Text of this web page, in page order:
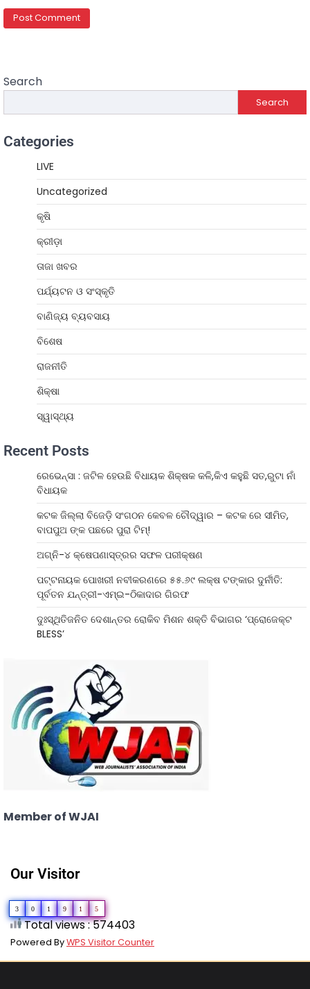
Search
Search
Categories
LIVE
Uncategorized
କୃଷି
କ୍ରୀଡ଼ା
ତାଜା ଖବର
ପର୍ଯ୍ୟଟନ ଓ ସଂସ୍କୃତି
ବାଣିଜ୍ୟ ବ୍ୟବସାୟ
ବିଶେଷ
ରାଜନୀତି
ଶିକ୍ଷା
ସ୍ୱାସ୍ଥ୍ୟ
Recent Posts
ରେଭେନ୍ସା : ଜଟିଳ ହେଉଛି ବିଧାୟକ ଶିକ୍ଷକ କଳି,କିଏ କହୁଛି ସତ,ରୁଟା ନାଁ
ବିଧାୟକ
କଟକ ଜିଲ୍ଲା ବିଜେଡ଼ି ସଂଗଠନ କେବଳ ଚୌଦ୍ୱାର – କଟକ ରେ ସୀମିତ,
ବାପପୁଅ ଙ୍କ ପଛରେ ପୁରା ଟିମ୍!
ଅଗ୍ନି-୪ କ୍ଷେପଣାସ୍ତ୍ରର ସଫଳ ପରୀକ୍ଷଣ
ପଟ୍ଟନାୟକ ପୋଖରୀ ନବୀକରଣରେ ୫୫.୬୯ ଲକ୍ଷ ଟଙ୍କାର ଦୁର୍ନୀତି:
ପୂର୍ବତନ ଯନ୍ତ୍ରୀ-ଏମ୍‌ଇ-ଠିକାଦାର ଗିରଫ
ଦୁଃସ୍ଥିତିଜନିତ ଦେଶାନ୍ତର ରୋକିବ ମିଶନ ଶକ୍ତି ବିଭାଗର ‘ପ୍ରୋଜେକ୍ଟ
BLESS’
Member of WJAI
Our Visitor
3 0 1 9 1 5
Total views : 574403
Powered ByWPS Visitor Counter